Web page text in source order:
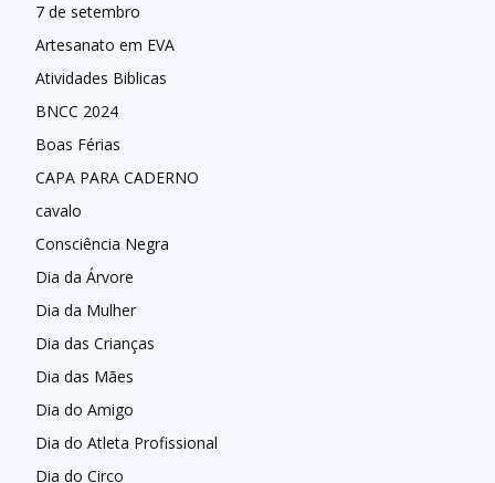
7 de setembro
Artesanato em EVA
Atividades Biblicas
BNCC 2024
Boas Férias
CAPA PARA CADERNO
cavalo
Consciência Negra
Dia da Árvore
Dia da Mulher
Dia das Crianças
Dia das Mães
Dia do Amigo
Dia do Atleta Profissional
Dia do Circo